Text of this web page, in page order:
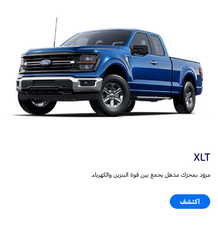
XLT
مزوّد بمحرّك مذهل يجمع بين قوة البنزين والكهرباء.
اكتشف